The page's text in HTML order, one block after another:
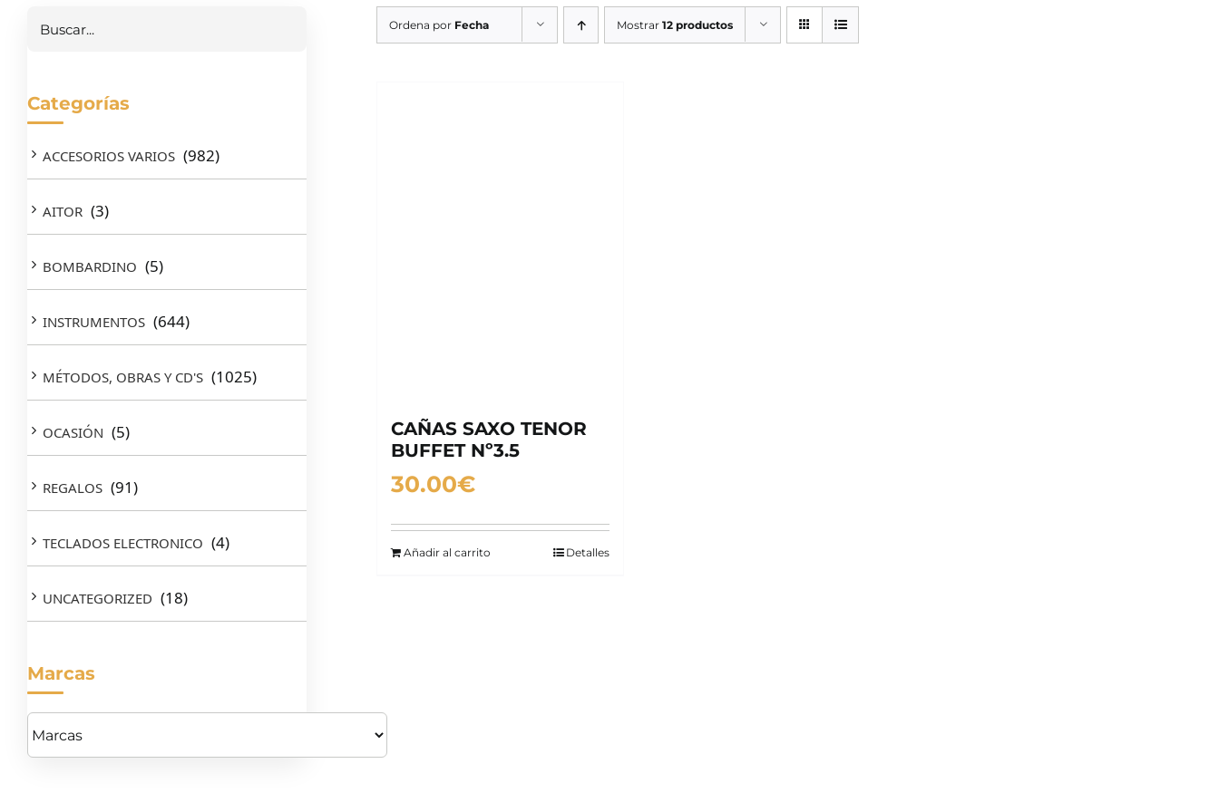
Ordena por Fecha Mostrar12 productos
CAÑAS SAXO TENOR
BUFFET Nº3.5
30.00€
Añadir al carrito Detalles
Categorías
ACCESORIOS VARIOS (982)
AITOR (3)
BOMBARDINO (5)
INSTRUMENTOS (644)
MÉTODOS, OBRAS Y CD'S (1025)
OCASIÓN (5)
REGALOS (91)
TECLADOS ELECTRONICO (4)
UNCATEGORIZED (18)
Marcas